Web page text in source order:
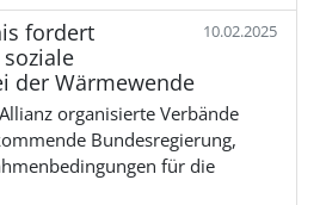
fordert
der Wärmewende
10.02.2025
organisierte Verbände
Bundesregierung,
für die